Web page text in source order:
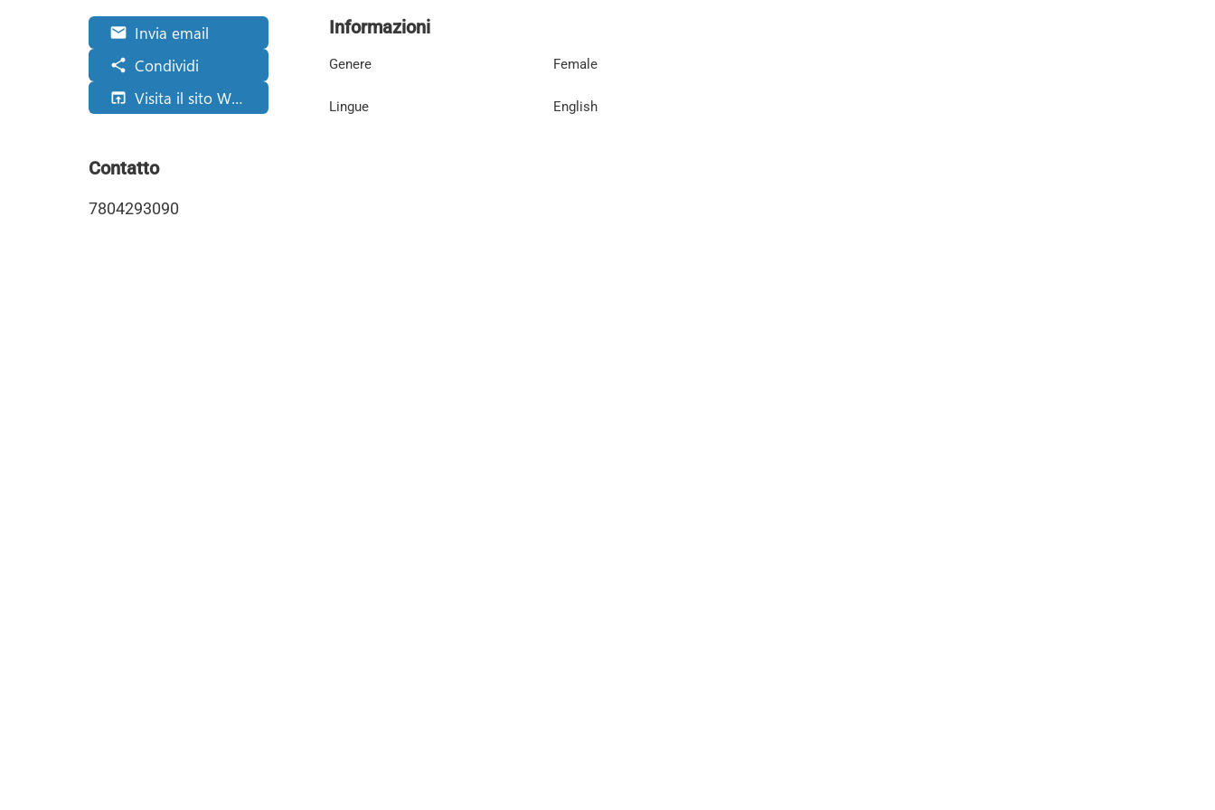
email Invia email
share Condividi
open_in_browser Visita il sito Web
Contatto
7804293090
Informazioni
Genere Female
Lingue English